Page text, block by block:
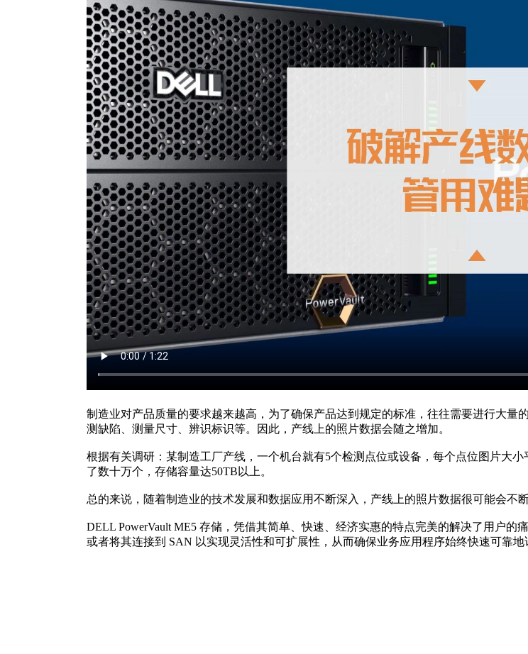
制造业对产品质量的要求越来越高，为了确保产品达到规定的标准，往往需要进行大量
测缺陷、测量尺寸、辨识标识等。因此，产线上的照片数据会随之增加。
根据有关调研：某制造工厂产线，一个机台就有5个检测点位或设备，每个点位图片大
了数十万个，存储容量达50TB以上。
总的来说，随着制造业的技术发展和数据应用不断深入，产线上的照片数据很可能会不
DELL PowerVault ME5 存储，凭借其简单、快速、经济实惠的特点完美的解决了用户的
或者将其连接到 SAN 以实现灵活性和可扩展性，从而确保业务应用程序始终快速可靠地